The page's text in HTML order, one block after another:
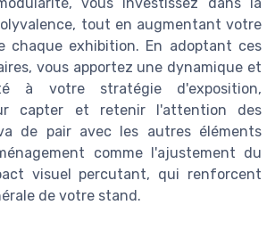
tout en augmentant votre
chaque exhibition. En adoptant ces
vous apportez une dynamique et
à votre stratégie d'exposition,
capter et retenir l'attention des
de pair avec les autres éléments
comme l'ajustement du
visuel percutant, qui renforcent
de votre stand.